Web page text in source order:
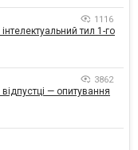
1116
тил 1-го
3862
відпустці — опитування